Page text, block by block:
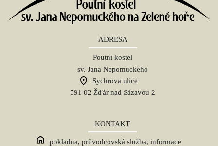
ADRESA
Poutní kostel
sv. Jana Nepomuckeho
Sychrova ulice
591 02 Žďár nad Sázavou 2
KONTAKT
pokladna, průvodcovská služba, informace